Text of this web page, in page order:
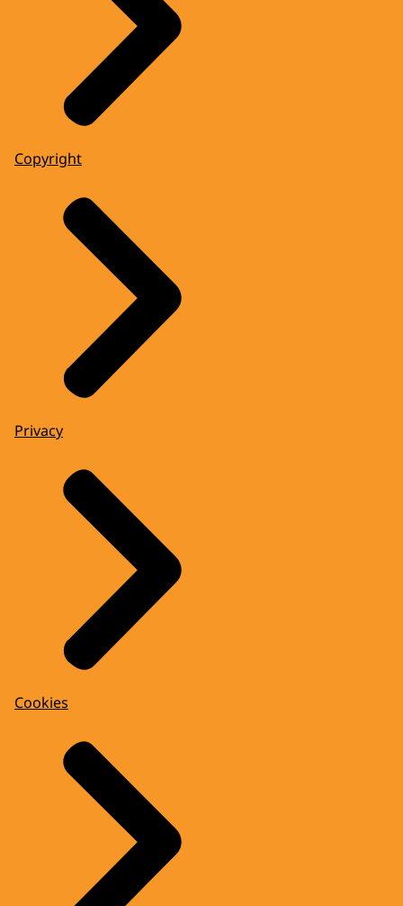
Copyright
Privacy
Cookies